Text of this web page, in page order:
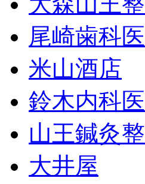
尾崎歯科
米山酒店
鈴木内科
山王鍼灸
大井屋